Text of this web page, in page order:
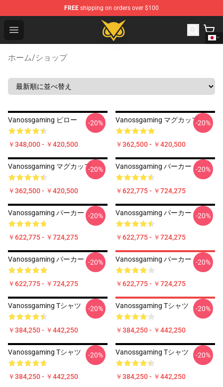
FREE shipping on orders over $100
Open menu
Vanossgaming Store - Official Vanossgaming
ホーム/ショップ
Vanossgaming ピロー
￥348,000 - ￥420,500
-20% Vanossgaming マグカップ
￥362,500 - ￥420,500
-20%
Vanossgaming マグカップ
￥362,500 - ￥420,500
-20% Vanossgaming パーカー
￥622,775 - ￥724,275
-20%
Vanossgaming パーカー
￥622,775 - ￥724,275
-20% Vanossgaming パーカー
￥622,775 - ￥724,275
-20%
Vanossgaming パーカー
￥622,775 - ￥724,275
-20% Vanossgaming パーカー
￥622,775 - ￥724,275
-20%
Vanossgaming Tシャツ
￥384,250 - ￥442,250
-20% Vanossgaming Tシャツ
￥384,250 - ￥442,250
-20%
Vanossgaming Tシャツ
￥384,250 - ￥442,250
-20% Vanossgaming Tシャツ
￥384,250 - ￥442,250
-20%